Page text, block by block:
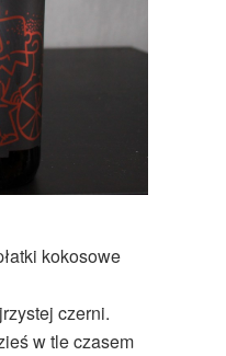
kokosowe
czerni.
w tle czasem